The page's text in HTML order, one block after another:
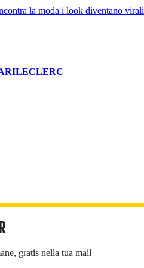
la moda i look diventano virali
LECLERC
gratis nella tua mail